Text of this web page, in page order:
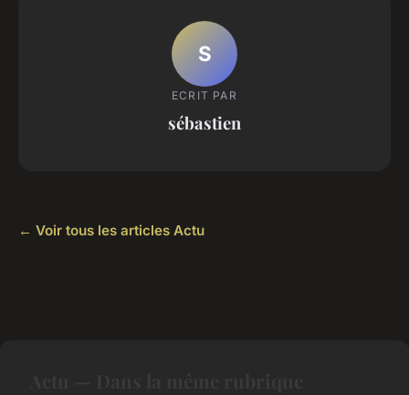
S
ECRIT PAR
sébastien
← Voir tous les articles Actu